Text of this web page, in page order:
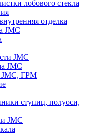
лобового стекла
отделка
JMC
JMC
JMC
JMC, ГРМ
ступиц, полуоси,
JMC